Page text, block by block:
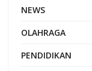
NEWS
OLAHRAGA
PENDIDIKAN